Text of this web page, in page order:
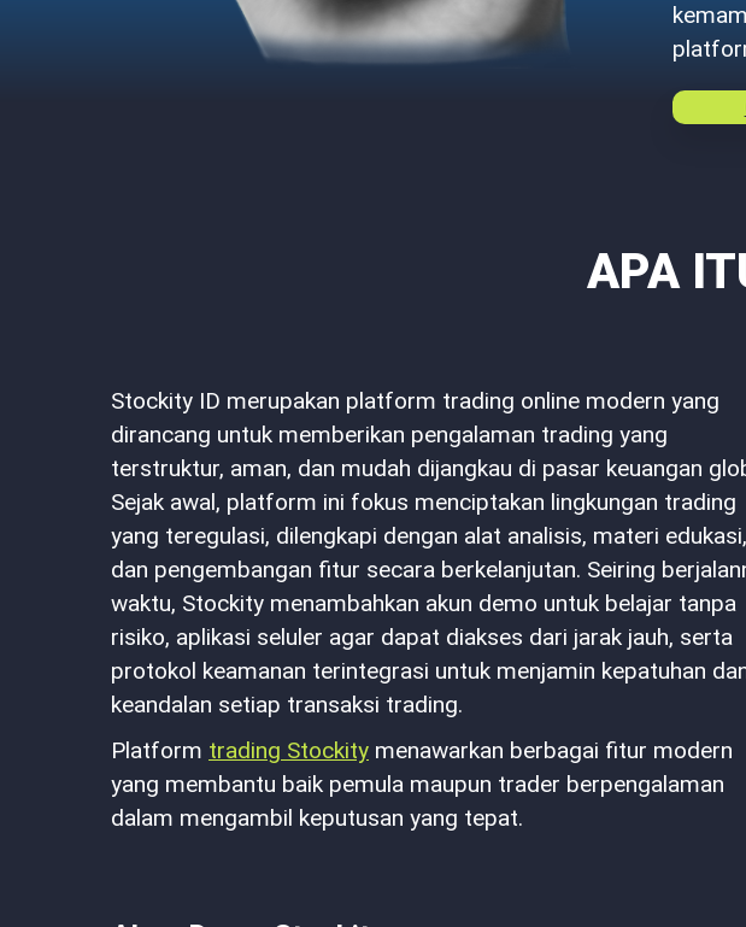
APA
Stockity ID merupakan platform trading online modern yang
dirancang untuk memberikan pengalaman trading yang
terstruktur, aman, dan mudah dijangkau di pasar keuangan
Sejak awal, platform ini fokus menciptakan lingkungan trading
yang teregulasi, dilengkapi dengan alat analisis, materi edukasi,
dan pengembangan fitur secara berkelanjutan. Seiring
waktu, Stockity menambahkan akun demo untuk belajar tanpa
risiko, aplikasi seluler agar dapat diakses dari jarak jauh, serta
protokol keamanan terintegrasi untuk menjamin kepatuhan
keandalan setiap transaksi trading.
Platform trading Stockity menawarkan berbagai fitur modern
yang membantu baik pemula maupun trader berpengalaman
dalam mengambil keputusan yang tepat.